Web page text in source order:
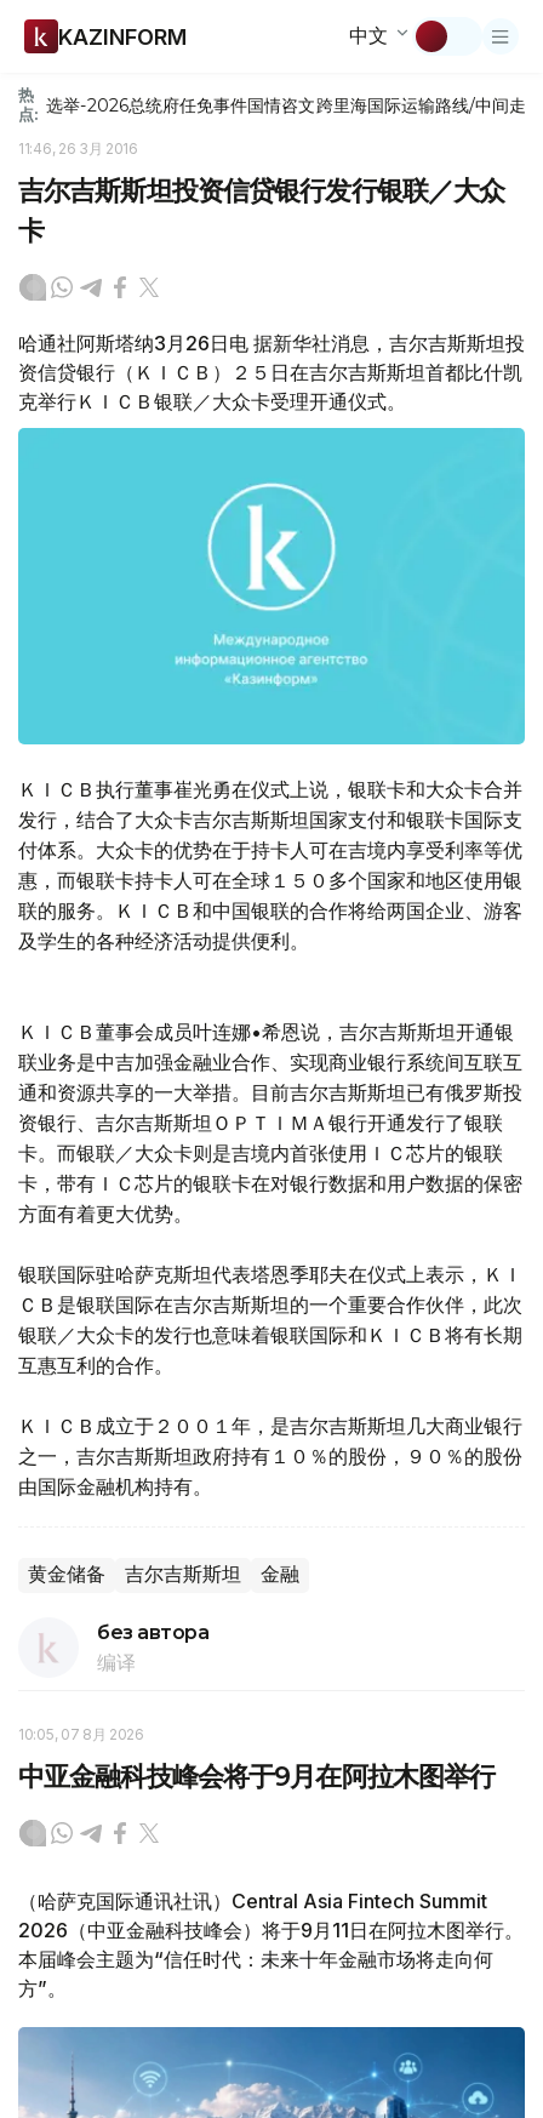
KAZINFORM 中文
热
点: 选举-2026总统府任免事件国情咨文跨里海国际运输路线/中间走廊
11:46, 26 3月 2016
吉尔吉斯斯坦投资信贷银行发行银联／大众
卡
哈通社阿斯塔纳3月26日电 据新华社消息，吉尔吉斯斯坦投
资信贷银行（ＫＩＣＢ）２５日在吉尔吉斯斯坦首都比什凯
克举行ＫＩＣＢ银联／大众卡受理开通仪式。
ＫＩＣＢ执行董事崔光勇在仪式上说，银联卡和大众卡合并
发行，结合了大众卡吉尔吉斯斯坦国家支付和银联卡国际支
付体系。大众卡的优势在于持卡人可在吉境内享受利率等优
惠，而银联卡持卡人可在全球１５０多个国家和地区使用银
联的服务。ＫＩＣＢ和中国银联的合作将给两国企业、游客
及学生的各种经济活动提供便利。
ＫＩＣＢ董事会成员叶连娜•希恩说，吉尔吉斯斯坦开通银
联业务是中吉加强金融业合作、实现商业银行系统间互联互
通和资源共享的一大举措。目前吉尔吉斯斯坦已有俄罗斯投
资银行、吉尔吉斯斯坦ＯＰＴＩＭＡ银行开通发行了银联
卡。而银联／大众卡则是吉境内首张使用ＩＣ芯片的银联
卡，带有ＩＣ芯片的银联卡在对银行数据和用户数据的保密
方面有着更大优势。
银联国际驻哈萨克斯坦代表塔恩季耶夫在仪式上表示，ＫＩ
ＣＢ是银联国际在吉尔吉斯斯坦的一个重要合作伙伴，此次
银联／大众卡的发行也意味着银联国际和ＫＩＣＢ将有长期
互惠互利的合作。
ＫＩＣＢ成立于２００１年，是吉尔吉斯斯坦几大商业银行
之一，吉尔吉斯斯坦政府持有１０％的股份，９０％的股份
由国际金融机构持有。
黄金储备 吉尔吉斯斯坦 金融
без автора
编译
10:05, 07 8月 2026
中亚金融科技峰会将于9月在阿拉木图举行
（哈萨克国际通讯社讯）Central Asia Fintech Summit
2026（中亚金融科技峰会）将于9月11日在阿拉木图举行。
本届峰会主题为“信任时代：未来十年金融市场将走向何
方”。